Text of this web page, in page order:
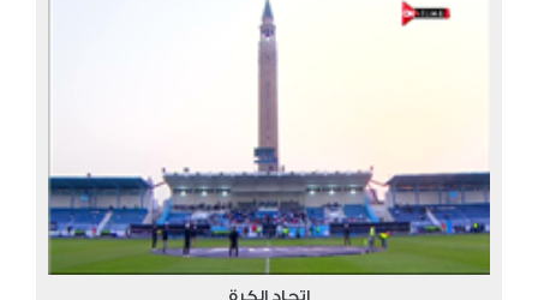
إتحاد الكرة